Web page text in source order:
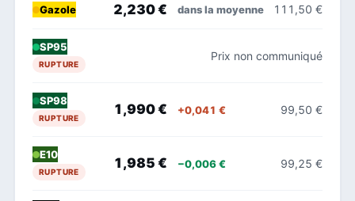
Gazole 2,230 € dans la moyenne 111,50 €
SP95
RUPTURE
Prix non communiqué
SP98
RUPTURE
1,990 € +0,041 € 99,50 €
E10
RUPTURE
1,985 € −0,006 € 99,25 €